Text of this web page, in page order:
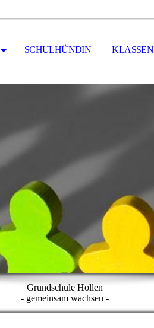
SCHULHÜNDIN KLASSEN
Grundschule Hollen
- gemeinsam wachsen -